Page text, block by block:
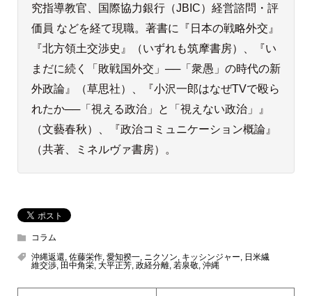
究指導教官、国際協力銀行（JBIC）経営諮問・評
価員 などを経て現職。著書に『日本の戦略外交』
『北方領土交渉史』（いずれも筑摩書房）、『い
まだに続く「敗戦国外交」──「衆愚」の時代の新
外政論』（草思社）、『小沢一郎はなぜTVで殴ら
れたか──「視える政治」と「視えない政治」』
（文藝春秋）、『政治コミュニケーション概論』
（共著、ミネルヴァ書房）。
コラム
沖縄返還 佐藤栄作, 愛知揆一, ニクソン キッシンジャー
日米繊
維交渉, 田中角栄, 大平正芳, 政経分離, 若泉敬, 沖縄